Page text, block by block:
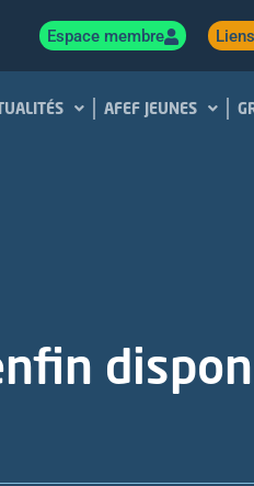
Espace membre
AFEF JEUNES